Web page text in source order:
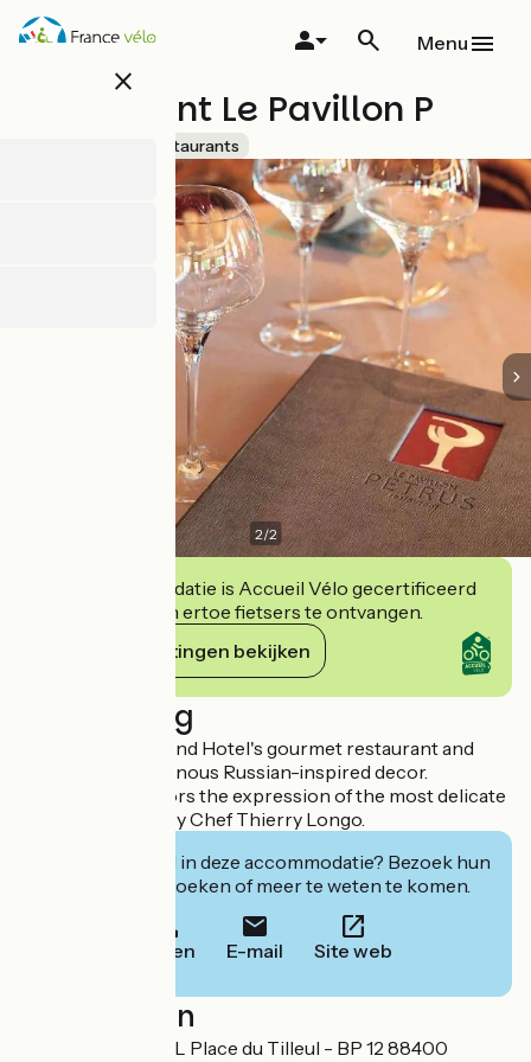
Overslaan
en
close
Menu
Restaurant Le Pavillon P
Restaurants
2/2
Deze accommodatie is Accueil Vélo gecertificeerd
en verbindt zich ertoe fietsers te ontvangen.
Haar verplichtingen bekijken
Beschrijving
Pavillon P, the Grand Hotel's gourmet restaurant and
SPA. Refined, luminous Russian-inspired decor.
A setting that favors the expression of the most delicate
flavors executed by Chef Thierry Longo.
Geïnteresseerd in deze accommodatie? Bezoek hun
website om te boeken of meer te weten te komen.
Bellen E-mail Site web
Localisation
LE GRAND HOTEL Place du Tilleul - BP 12 88400